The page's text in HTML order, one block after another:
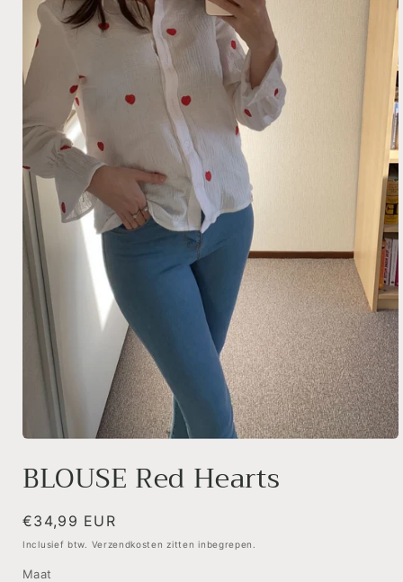
openen
in
BLOUSE Red Hearts
Normale
prijs
€34,99 EUR
Inclusief btw. Verzendkosten zitten inbegrepen.
Maat